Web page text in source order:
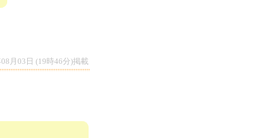
月03日 (19時46分)掲載